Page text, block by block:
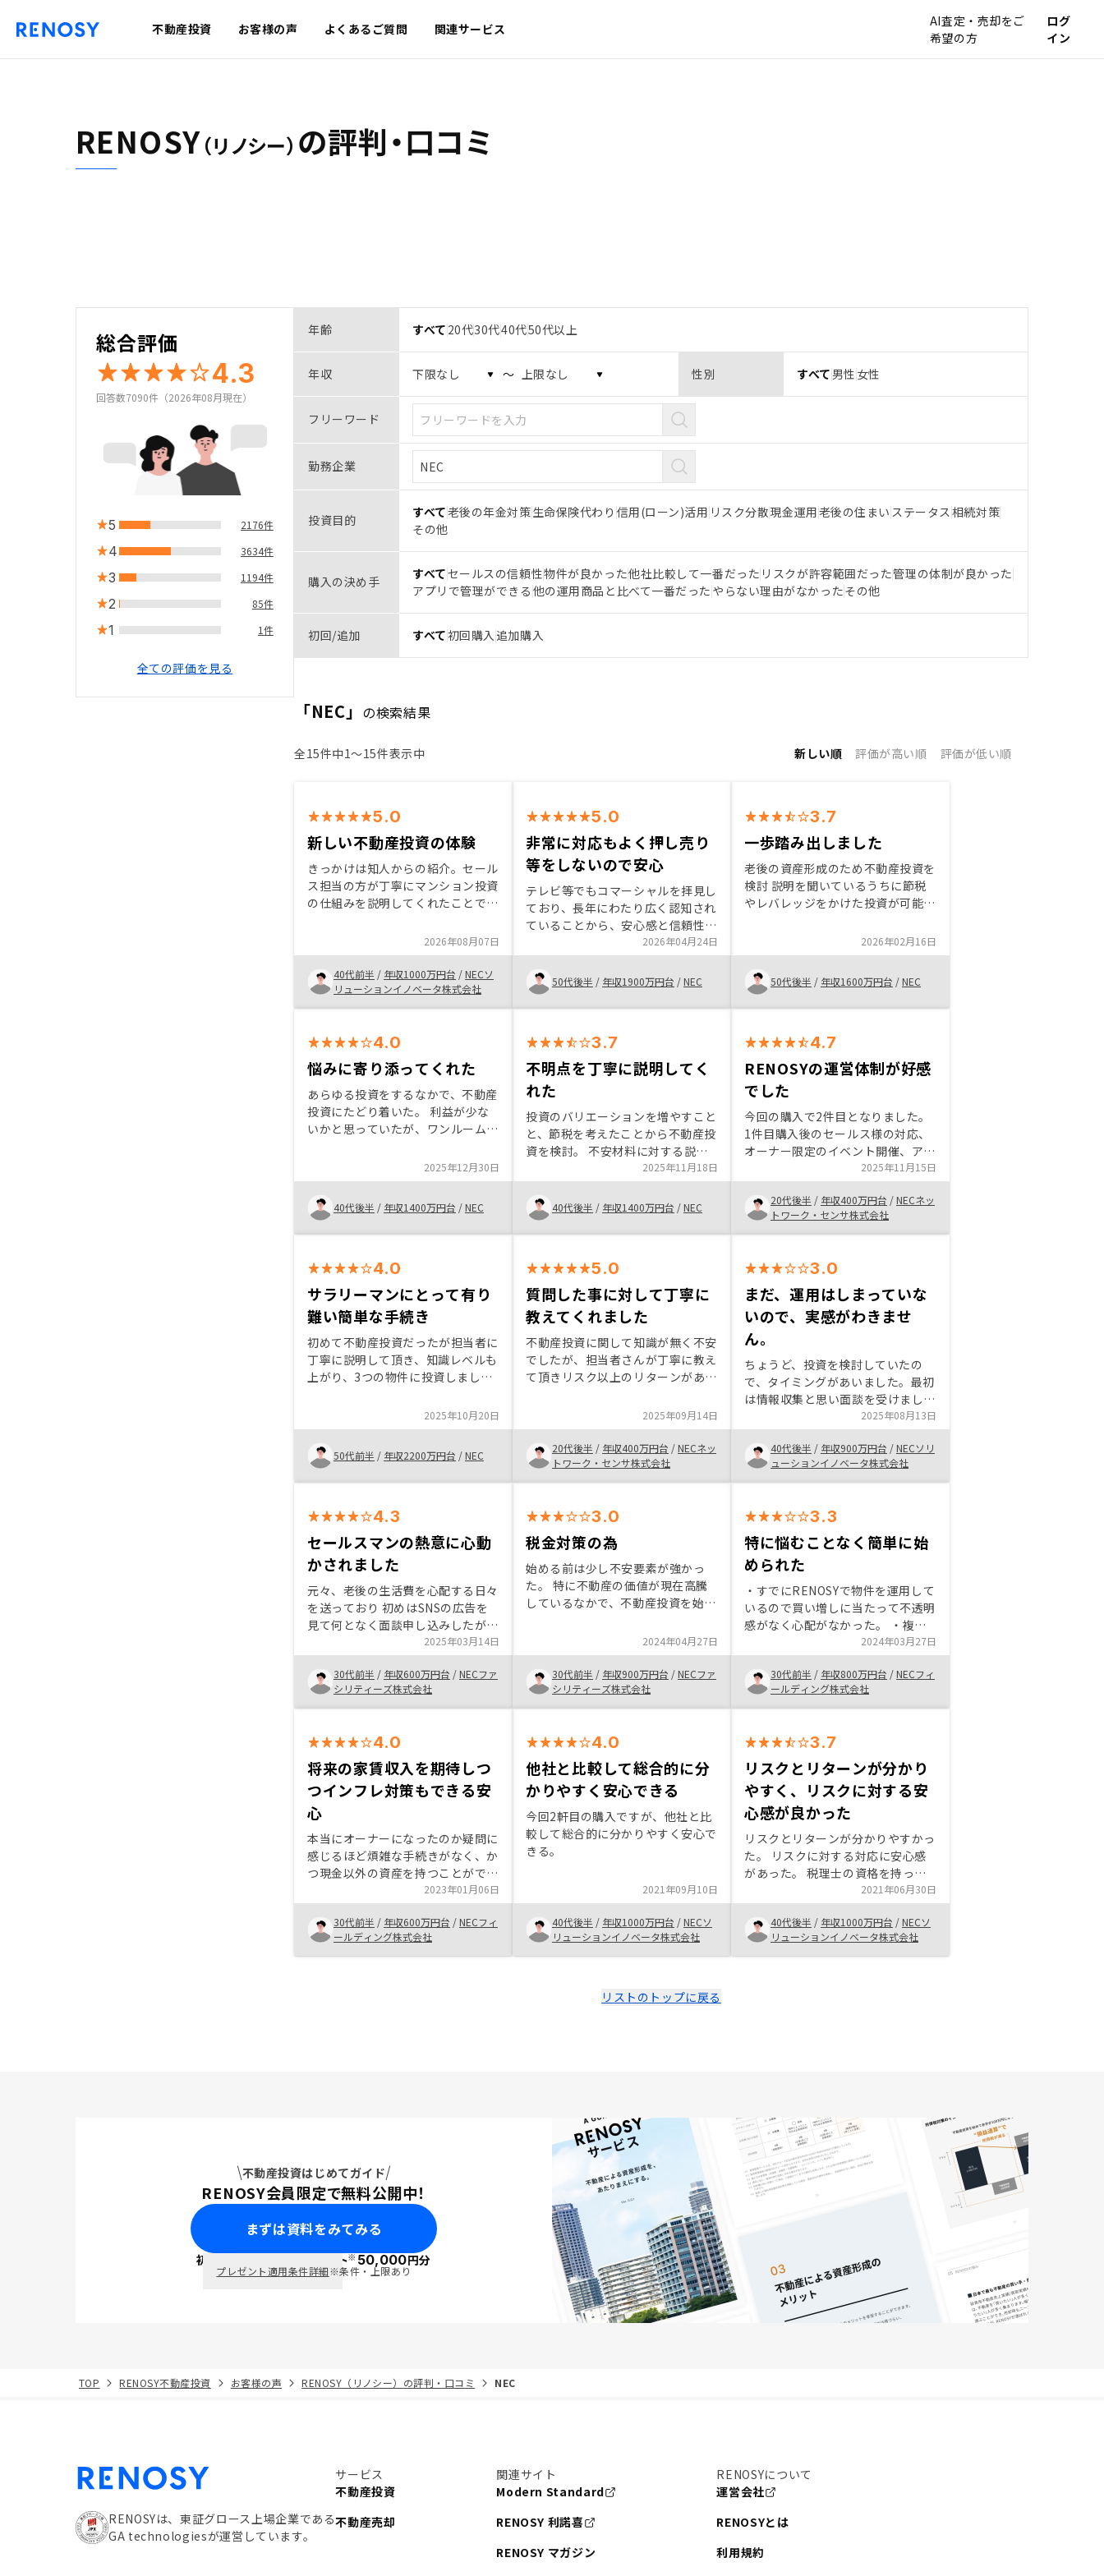
不動産投資 お客様の声 よくあるご質問 関連サービス
AI査定・売却をご
希望の方
ログ
イン
RENOSY（リノシー） の評判・口コミ
総合評価
4.3
回答数7090件（2026年08月現在）
5 2176件
4 3634件
3 1194件
2 85件
1 1件
全ての評価を見る
年齢 すべて 20代30代40代50代以上
年収 〜 性別 すべて 男性 女性
フリーワード
勤務企業
投資目的 すべて老後の年金対策生命保険代わり 信用(ローン)活用 リスク分散現金運用老後の住まい ステータス相続対策
その他
購入の決め手 すべてセールスの信頼性物件が良かった他社比較して一番だった リスクが許容範囲だった管理の体制が良かった
アプリで管理ができる 他の運用商品と比べて一番だった やらない理由がなかったその他
初回/追加 すべて初回購入 追加購入
「NEC」 の検索結果
全15件中1〜15件表示中 新しい順 評価が高い順 評価が低い順
5.0
新しい不動産投資の体験
きっかけは知人からの紹介。セール
ス担当の方が丁寧にマンション投資
の仕組みを説明してくれたことでリ
きたことが非常に良かった。また収
支のシュミレーションなどのご案内
も非常に早くわかりやすいため欲し
い情報がすぐに手に入り、これまで
の不動産投資のイメージが変わっ
2026年08月07日
40代前半 / 年収1000万円台 /NECソ
リューションイノベータ株式会社
5.0
非常に対応もよく押し売り
等をしないので安心
テレビ等でもコマーシャルを拝見し
ており、長年にわたり広く認知され
ていることから、安心感と信頼性の
高さを感じ、まずは面談をお願いし
てみようと思ったのがきっかけで
す。実際にご連絡を差し上げた後
も、迅速かつ丁寧にご対応いただ
き、不安や疑問点に対しても分かり
担当者の方のお人柄が大変良く、こ
ちらの立場に立って親身に話を聞い
てくださる姿勢に信頼を深めまし
た。無理に勧めるのではなく、メリ
ット・デメリットを率直にお話しい
ただけたことも安心材料となりまし
た。総合的に判断し、安心してお任
せできると感じましたので、最終的
にこちらにお願いすることを決めさ
せていただきました。
2026年04月24日
50代後半 / 年収1900万円台 /NEC
3.7
一歩踏み出しました
老後の資産形成のため不動産投資を
検討 説明を聞いているうちに節税
やレバレッジをかけた投資が可能な
かされて始めることとした 物件選
びはこちらのニーズに合わせてよい
案件を紹介していただける一方で、
紹介を受けてもどんどん決まってい
くので充分に吟味する時間がなく厳
あらかじめ考えておいた方がよいと
2026年02月16日
50代後半 / 年収1600万円台 /NEC
4.0
悩みに寄り添ってくれた
あらゆる投資をするなかで、不動産
投資にたどり着いた。 利益が少な
いかと思っていたが、ワンルームの
フローベースで価値がある投資だと
わかった。営業担当の方から丁寧に
説明いただき、先に投資している人
からも話を聞いて、判断した。
2025年12月30日
40代後半 / 年収1400万円台 /NEC
3.7
不明点を丁寧に説明してく
れた
投資のバリエーションを増やすこと
と、節税を考えたことから不動産投
資を検討。 不安材料に対する説明
を丁寧にしてくれ、申し込みもスピ
ーディであったことから申し込みに
至る。 市場の説明も丁寧にしてく
れるため、話は聞いたほうが良いと
思います。
2025年11月18日
40代後半 / 年収1400万円台 /NEC
4.7
RENOSYの運営体制が好感
でした
今回の購入で2件目となりました。
1件目購入後のセールス様の対応、
オーナー限定のイベント開催、アプ
リでの運用など客を大切にする姿勢
が好感だったことリピートの決め手
でした。実際に運用してみて比較的
社会情勢に左右されにくい不動産投
資は、リスク分散する選択肢の一つ
た。
2025年11月15日
20代後半 / 年収400万円台 /NECネッ
トワーク・センサ株式会社
4.0
サラリーマンにとって有り
難い簡単な手続き
初めて不動産投資だったが担当者に
丁寧に説明して頂き、知識レベルも
上がり、3つの物件に投資しまし
議で迅速に答えて頂きました。 ア
プリで全物件まとめて管理できるの
も有りがたいです。
2025年10月20日
50代前半 / 年収2200万円台 /NEC
5.0
質問した事に対して丁寧に
教えてくれました
不動産投資に関して知識が無く不安
でしたが、担当者さんが丁寧に教え
て頂きリスク以上のリターンがある
まだ生命保険に入っていないので資
産獲得と共に生命保険になる事に魅
力を感じました。 今後可能であれ
ば保有する物件を増やしていきたい
です。
2025年09月14日
20代後半 / 年収400万円台 /NECネッ
トワーク・センサ株式会社
3.0
まだ、運用はしまっていな
いので、実感がわきませ
ん。
ちょうど、投資を検討していたの
で、タイミングがあいました。最初
は情報収集と思い面談を受けまし
た。損になることは少ないと思い、
リノシーさんにしました。 担当さ
んの押し売りがなかったのも良い点
だと思いました。
2025年08月13日
40代後半 / 年収900万円台 /NECソリ
ューションイノベータ株式会社
4.3
セールスマンの熱意に心動
かされました
元々、老後の生活費を心配する日々
を送っており 初めはSNSの広告を
見て何となく面談申し込みしたが
セールスマンの話を聞くと、やらな
い理由がないと思わされた。 ま
た、たまたま優良物件が売られてい
たのも始めたきっかけです。
2025年03月14日
30代前半 / 年収600万円台 /NECファ
シリティーズ株式会社
3.0
税金対策の為
始める前は少し不安要素が強かっ
た。 特に不動産の価値が現在高騰
しているなかで、不動産投資を始め
る状態であったが、減税ができると
ころがとても大きく、そこが始める
決定打になった。
2024年04月27日
30代前半 / 年収900万円台 /NECファ
シリティーズ株式会社
3.3
特に悩むことなく簡単に始
められた
・すでにRENOSYで物件を運用して
いるので買い増しに当たって不透明
感がなく心配がなかった。 ・複数
件運用しても1つのアプリで管理が
完結する利便性が良いと思った。
・担当の営業さんに押し売り感が全
くなかった。
2024年03月27日
30代前半 / 年収800万円台 /NECフィ
ールディング株式会社
4.0
将来の家賃収入を期待しつ
つインフレ対策もできる安
心
本当にオーナーになったのか疑問に
感じるほど煩雑な手続きがなく、か
つ現金以外の資産を持つことができ
るところが魅力だと思う。現在のラ
イフスタイルや金銭的余裕に合わせ
てスモールスタートできることもメ
リットの1つ。 サンプル物件ではな
く実際のユーザさんの生データの公
2023年01月06日
30代前半 / 年収600万円台 /NECフィ
ールディング株式会社
4.0
他社と比較して総合的に分
かりやすく安心できる
今回2軒目の購入ですが、他社と比
較して総合的に分かりやすく安心で
きる。
2021年09月10日
40代後半 / 年収1000万円台 /NECソ
リューションイノベータ株式会社
3.7
リスクとリターンが分かり
やすく、リスクに対する安
心感が良かった
リスクとリターンが分かりやすかっ
た。 リスクに対する対応に安心感
があった。 税理士の資格を持った
営業がいると都度確認できていいと
思う。
2021年06月30日
40代後半 / 年収1000万円台 /NECソ
リューションイノベータ株式会社
リストのトップに戻る
不動産投資はじめてガイド
RENOSY会員限定で無料公開中！
まずは資料をみてみる
初回面談で ポイント※50,000円分
プレゼント適用条件詳細※条件・上限あり
TOP RENOSY不動産投資 お客様の声 RENOSY（リノシー）の評判・口コミ NEC
RENOSYは、東証グロース上場企業である
GA technologiesが運営しています。
サービス
不動産投資
不動産売却
関連サイト
Modern Standard
RENOSY 利諾喜
RENOSY マガジン
RENOSYについて
運営会社
RENOSYとは
利用規約